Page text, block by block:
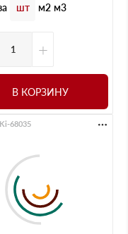
шт м2 м3
+
В КОРЗИНУ
68035